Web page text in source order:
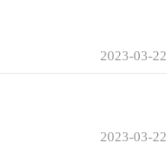
2023-03-22
2023-03-22